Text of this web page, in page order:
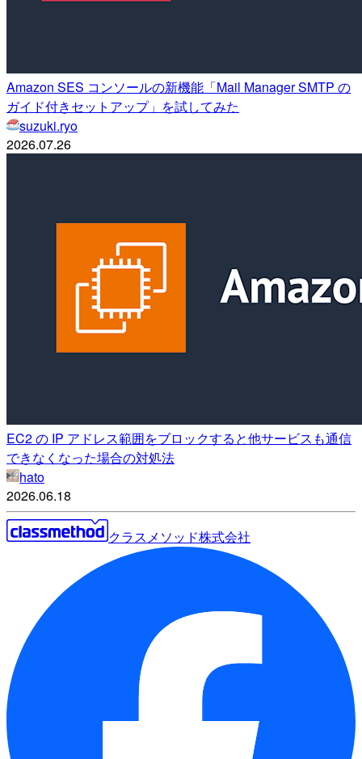
Amazon SES コンソールの新機能「Mail Manager SMTP の
ガイド付きセットアップ」を試してみた
suzuki.ryo
2026.07.26
EC2 の IP アドレス範囲をブロックすると他サービスも通信
できなくなった場合の対処法
hato
2026.06.18
クラスメソッド株式会社